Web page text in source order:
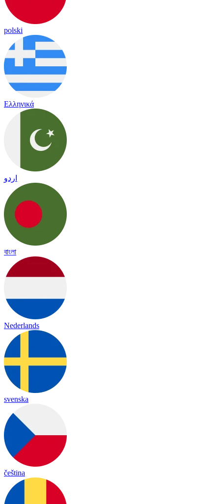
polski
Ελληνικά
اردو
বাংলা
Nederlands
svenska
čeština